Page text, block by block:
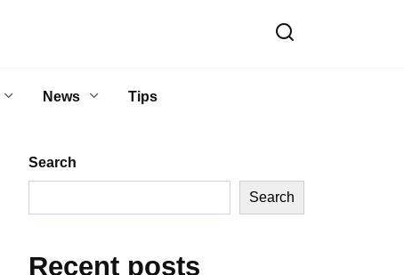
News Tips
Search
Search
Recent posts